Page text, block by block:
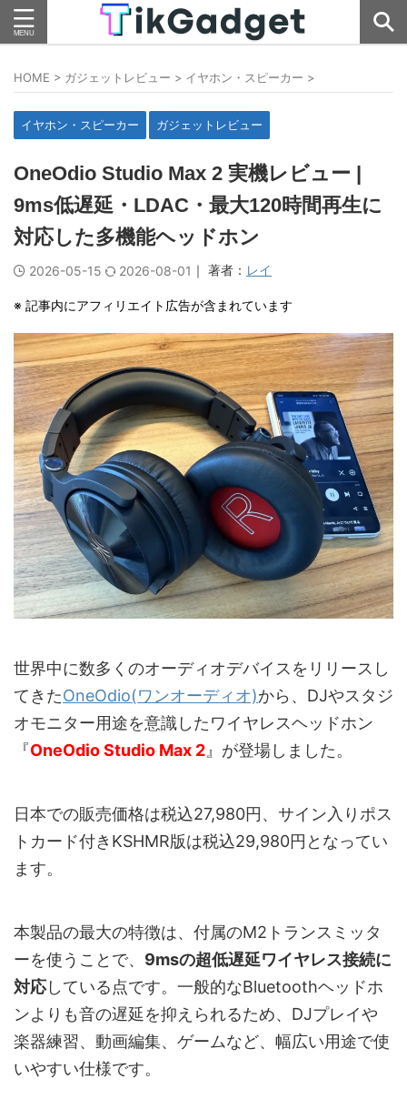
HOME > ガジェットレビュー > イヤホン・スピーカー >
イヤホン・スピーカー ガジェットレビュー
OneOdio Studio Max 2 実機レビュー |
9ms低遅延・LDAC・最大120時間再生に
対応した多機能ヘッドホン
2026-05-15 2026-08-01 ｜ 著者： レイ
※ 記事内にアフィリエイト広告が含まれています
世界中に数多くのオーディオデバイスをリリースし
てきたOneOdio(ワンオーディオ)から、DJやスタジ
オモニター用途を意識したワイヤレスヘッドホン
『OneOdio Studio Max 2 』が登場しました。
日本での販売価格は税込27,980円、サイン入りポス
トカード付きKSHMR版は税込29,980円となってい
ます。
本製品の最大の特徴は、付属のM2トランスミッタ
ーを使うことで、 9msの超低遅延ワイヤレス接続に
対応している点です。一般的なBluetoothヘッドホ
ンよりも音の遅延を抑えられるため、DJプレイや
楽器練習、動画編集、ゲームなど、幅広い用途で使
いやすい仕様です。